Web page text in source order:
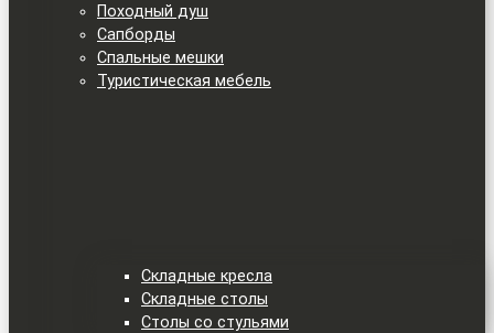
Походный душ
Сапборды
Спальные мешки
Туристическая мебель
Складные кресла
Складные столы
Столы со стульями